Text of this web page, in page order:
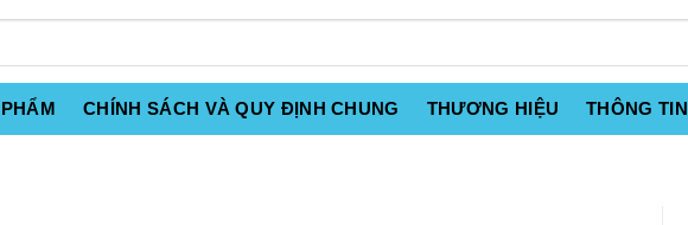
CHÍNH SÁCH VÀ QUY ĐỊNH CHUNG THƯƠNG HIỆU THÔNG TIN